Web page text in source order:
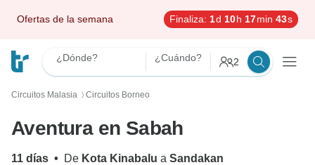
Ofertas de la semana Finaliza: 1d 10h 17min 42s
¿Dónde? ¿Cuándo? 2
Circuitos Malasia 〉 Circuitos Borneo
Aventura en Sabah
11 días • De Kota Kinabalu a Sandakan